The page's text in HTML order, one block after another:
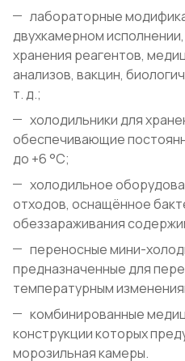
лабораторные
двухкамерном
хранения реагентов,
анализов, вакцин,
т. д.;
холодильники для
обеспечивающие
до +6 °С;
холодильное
отходов, оснащённое
обеззараживания
переносные мини-
предназначенные для
температурным
комбинированные
конструкции которых
морозильная камеры.